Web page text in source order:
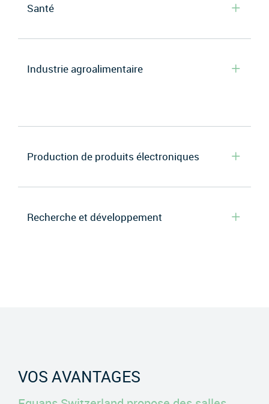
Santé
Industrie agroalimentaire
Production de produits électroniques
Recherche et développement
VOS AVANTAGES